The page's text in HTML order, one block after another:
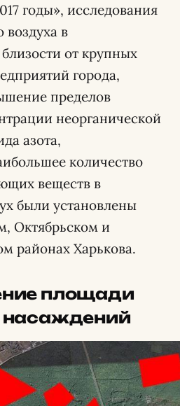
годы», исследования
воздуха в
от крупных
города,
пределов
неорганической
азота,
количество
веществ в
были установлены
Октябрьском и
районах Харькова.
площади
насаждений